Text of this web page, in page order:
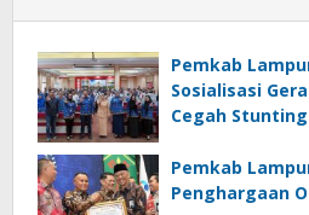
Pemkab
Sosialisasi
Cegah Stunting
Pemkab
Penghargaan